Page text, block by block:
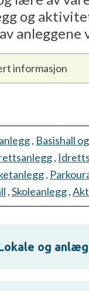
og
anleggene
informasjon
, Basishall
,
,
,Skoleanlegg,
og